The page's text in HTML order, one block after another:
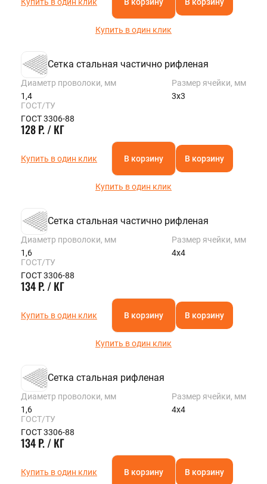
Купить в один клик
Сетка стальная частично рифленая
Диаметр проволоки, мм
1,4
Размер ячейки, мм
3х3
ГОСТ/ТУ
ГОСТ 3306-88
128 Р. / КГ
Купить в один клик В корзину В корзину
Купить в один клик
Сетка стальная частично рифленая
Диаметр проволоки, мм
1,6
Размер ячейки, мм
4х4
ГОСТ/ТУ
ГОСТ 3306-88
134 Р. / КГ
Купить в один клик В корзину В корзину
Купить в один клик
Сетка стальная рифленая
Диаметр проволоки, мм
1,6
Размер ячейки, мм
4х4
ГОСТ/ТУ
ГОСТ 3306-88
134 Р. / КГ
Купить в один клик В корзину В корзину